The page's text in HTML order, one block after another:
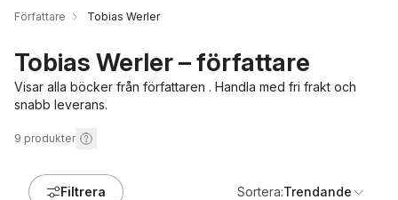
Författare Tobias Werler
Tobias Werler – författare
Visar alla böcker från författaren . Handla med fri frakt och
snabb leverans.
9 produkter
Filtrera Sortera:Trendande